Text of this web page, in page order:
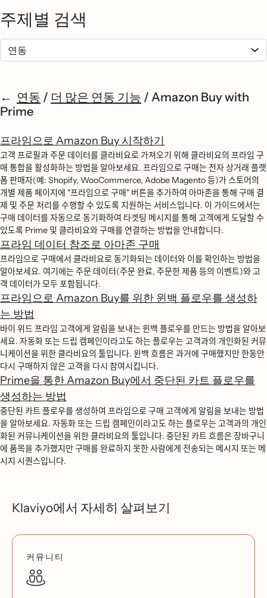
주제별 검색
연동 / 더 많은 연동 기능 / Amazon Buy with
Prime
프라임으로 Amazon Buy 시작하기
고객 프로필과 주문 데이터를 클라비요로 가져오기 위해 클라비요의 프라임 구
매 통합을 활성화하는 방법을 알아보세요. 프라임으로 구매는 전자 상거래 플랫
폼 판매자(예: Shopify, WooCommerce, Adobe Magento 등)가 스토어의
개별 제품 페이지에 "프라임으로 구매" 버튼을 추가하여 아마존을 통해 구매 결
제 및 주문 처리를 수행할 수 있도록 지원하는 서비스입니다. 이 가이드에서는
구매 데이터를 자동으로 동기화하여 타겟팅 메시지를 통해 고객에게 도달할 수
있도록 Prime 및 클라비요와 구매를 연결하는 방법을 안내합니다.
프라임 데이터 참조로 아마존 구매
프라임으로 구매에서 클라비요로 동기화되는 데이터와 이를 확인하는 방법을
알아보세요. 여기에는 주문 데이터(주문 완료, 주문한 제품 등의 이벤트)와 고
객 데이터가 모두 포함됩니다.
프라임으로 Amazon Buy를 위한 윈백 플로우를 생성하
는 방법
바이 위드 프라임 고객에게 알림을 보내는 윈백 플로우를 만드는 방법을 알아보
세요. 자동화 또는 드립 캠페인이라고도 하는 플로우는 고객과의 개인화된 커뮤
니케이션을 위한 클라비요의 툴입니다. 윈백 흐름은 과거에 구매했지만 한동안
다시 구매하지 않은 고객을 다시 참여시킵니다.
Prime을 통한 Amazon Buy에서 중단된 카트 플로우를
생성하는 방법
중단된 카트 플로우를 생성하여 프라임으로 구매 고객에게 알림을 보내는 방법
을 알아보세요. 자동화 또는 드립 캠페인이라고도 하는 플로우는 고객과의 개인
화된 커뮤니케이션을 위한 클라비요의 툴입니다. 중단된 카트 흐름은 장바구니
에 품목을 추가했지만 구매를 완료하지 못한 사람에게 전송되는 메시지 또는 메
시지 시퀀스입니다.
Klaviyo에서 자세히 살펴보기
커뮤니티